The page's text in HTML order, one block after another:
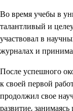
Во время учебы в
талантливый и
участвовал в
журналах и
После успешного
к своей первой
продолжил свое
развитие,